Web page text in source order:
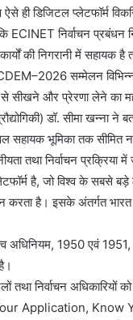
डिजिटल प्लेटफॉर्म
ECINET निर्वाचन प्रबंधन
की निगरानी में सहायक
सम्मेलन विभिन्न
सीखने और प्रेरणा लेने का
डॉ. सीमा खन्ना
सहायक भूमिका तक
तथा निर्वाचन
है, जो विश्व के सबसे
है। इसके अंतर्गत
अधिनियम, 1950 एवं
तथा निर्वाचन
Application, Know